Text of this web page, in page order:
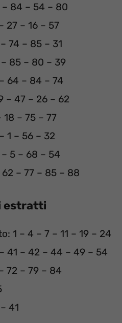
– 84 – 54 – 80
27 – 16 – 57
74 – 85 – 31
85 – 80 – 39
64 – 84 – 74
– 47 – 26 – 62
18 – 75 – 77
1 – 56 – 32
5 – 68 – 54
– 77 – 85 – 88
estratti
1 – 4 – 7 – 11 – 19 – 24
41 – 42 – 44 – 49 – 54
72 – 79 – 84
41